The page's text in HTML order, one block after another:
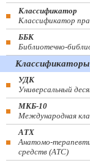
Классификатор
Классификатор
ББК
Библиотечно-
УДК
Универсальный
МКБ-10
Международная
АТХ
Анатомо-
средств (ATC)